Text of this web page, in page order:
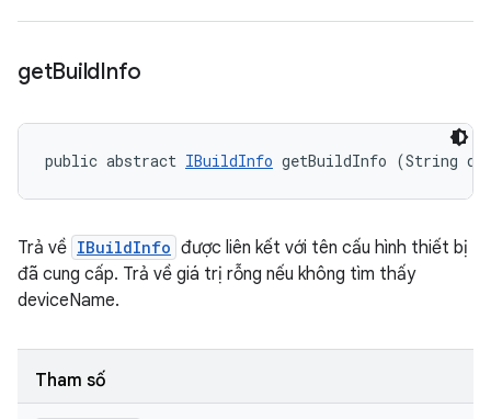
getBuildInfo
public abstract IBuildInfo getBuildInfo (String
Trả về IBuildInfo được liên kết với tên cấu hình thiết bị
đã cung cấp. Trả về giá trị rỗng nếu không tìm thấy
deviceName.
Tham số